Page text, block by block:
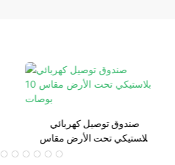
صندوق توصيل كهربائي
بلاستيكي تحت الأرض مقاس